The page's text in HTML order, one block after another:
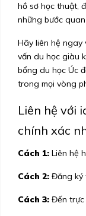
hồ sơ học thuật,
những bước
Hãy liên hệ ngay
vấn du học giàu
bổng du học Úc
trong mọi vòng
Liên hệ với
chính xác
Cách 1: Liên hệ
Cách 2: Đăng ký
Cách 3: Đến trực